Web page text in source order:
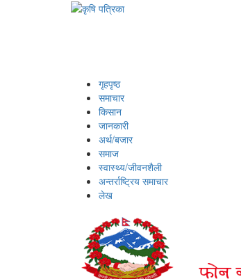
गृहपृष्ठ
समाचार
किसान
जानकारी
अर्थ/बजार
समाज
स्वास्थ्य/जीवनशैली
अन्तर्राष्ट्रिय समाचार
लेख